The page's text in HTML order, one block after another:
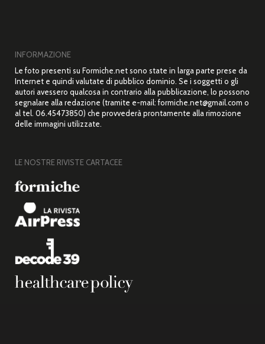
INFORMAZIONE
Le foto presenti su Formiche.net sono state in larga parte prese da
Internet e quindi valutate di pubblico dominio. Se i soggetti o gli
autori avessero qualcosa in contrario alla pubblicazione, lo possono
segnalare alla redazione (tramite e-mail: formiche.net@gmail.com o
al tel. 06.45473850) che provvederà prontamente alla rimozione
delle immagini utilizzate.
LE NOSTRE RIVISTE CARTACEE